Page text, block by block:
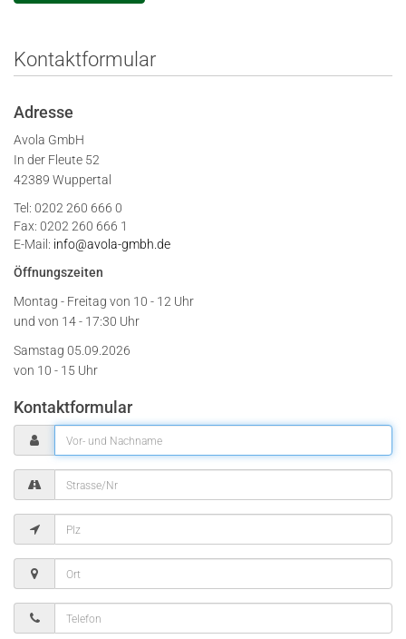
Kontaktformular
Adresse
Avola GmbH
In der Fleute 52
42389 Wuppertal
Tel: 0202 260 666 0
Fax: 0202 260 666 1
E-Mail: info@avola-gmbh.de
Öffnungszeiten
Montag - Freitag von 10 - 12 Uhr
und von 14 - 17:30 Uhr
Samstag 05.09.2026
von 10 - 15 Uhr
Kontaktformular